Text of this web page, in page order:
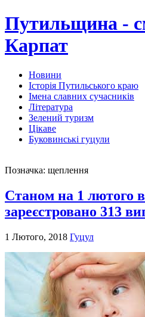
Путильщина -
Карпат
Новини
Історія Путильського краю
Імена славних сучасників
Література
Зелений туризм
Цікаве
Буковинські гуцули
Позначка: щеплення
Станом на 1 лютого
зареєстровано 313
1 Лютого, 2018 Гуцул